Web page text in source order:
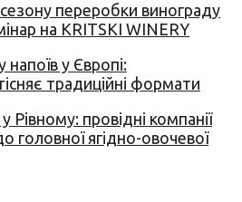
переробки винограду
на KRITSKI WINERY
у Європі:
традиційні формати
провідні компанії
головної ягідно-овочевої